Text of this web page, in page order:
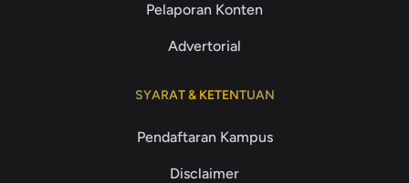
Pelaporan Konten
Advertorial
SYARAT & KETENTUAN
Pendaftaran Kampus
Disclaimer